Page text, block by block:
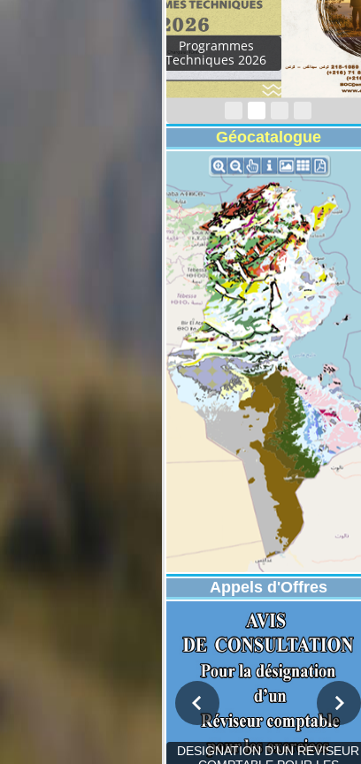
Rapport d'activités
Géocatalogue
Appels d'Offres
DESIGNATION D’UN REVISEUR